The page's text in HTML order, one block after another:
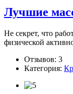
Лучшие
Не секрет, что
физической
Отзывов: 3
Категория: